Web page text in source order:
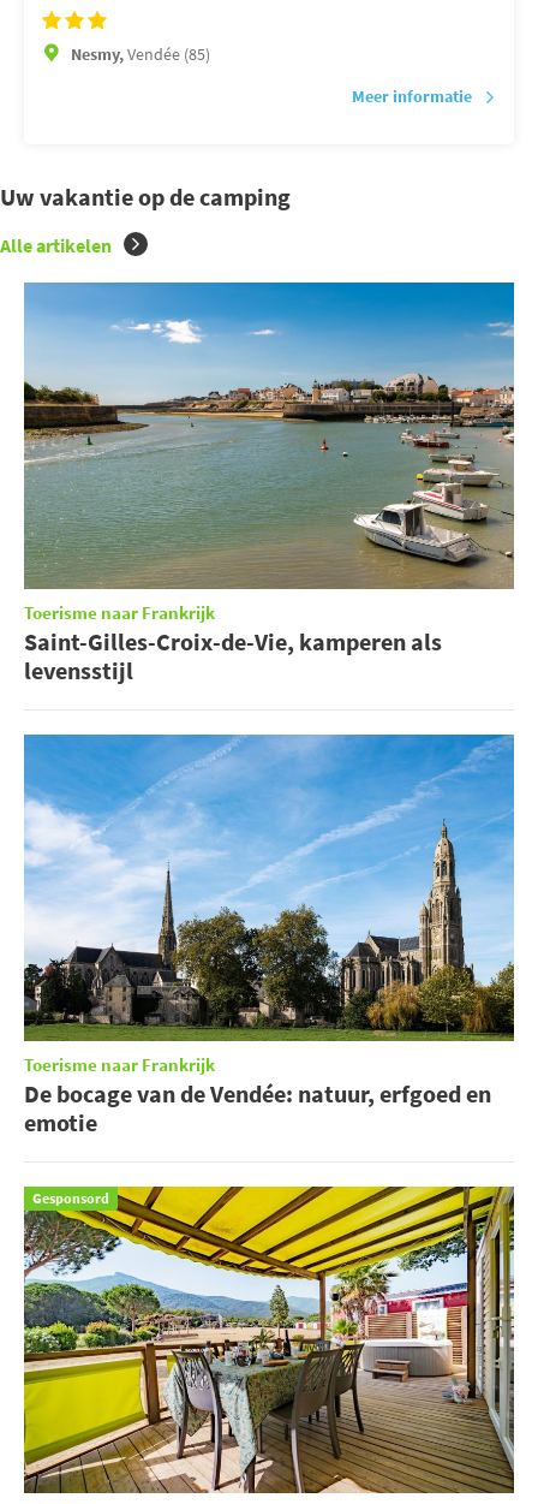
Nesmy,Vendée (85)
Meer informatie
Uw vakantie op de camping
Alle artikelen
Toerisme naar Frankrijk
Saint-Gilles-Croix-de-Vie, kamperen als
levensstijl
Toerisme naar Frankrijk
De bocage van de Vendée: natuur, erfgoed en
emotie
Gesponsord